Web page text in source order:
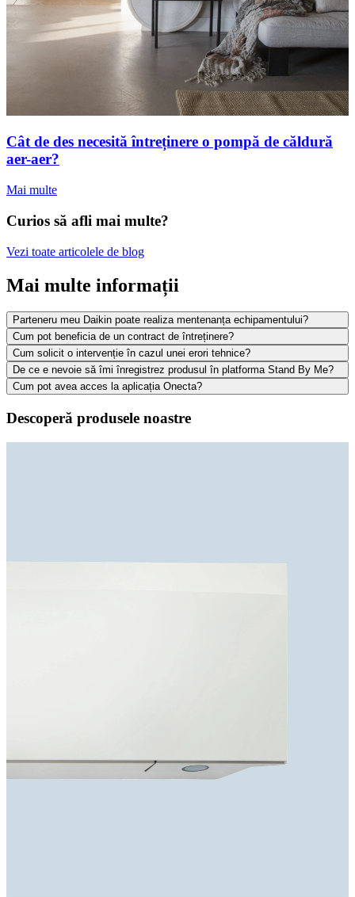
Cât de des necesită întreținere o pompă de căldură
aer-aer?
Mai multe
Curios să afli mai multe?
Vezi toate articolele de blog
Mai multe informații
Parteneru meu Daikin poate realiza mentenanța echipamentului?
Cum pot beneficia de un contract de întreținere?
Cum solicit o intervenție în cazul unei erori tehnice?
De ce e nevoie să îmi înregistrez produsul în platforma Stand By Me?
Cum pot avea acces la aplicația Onecta?
Descoperă produsele noastre